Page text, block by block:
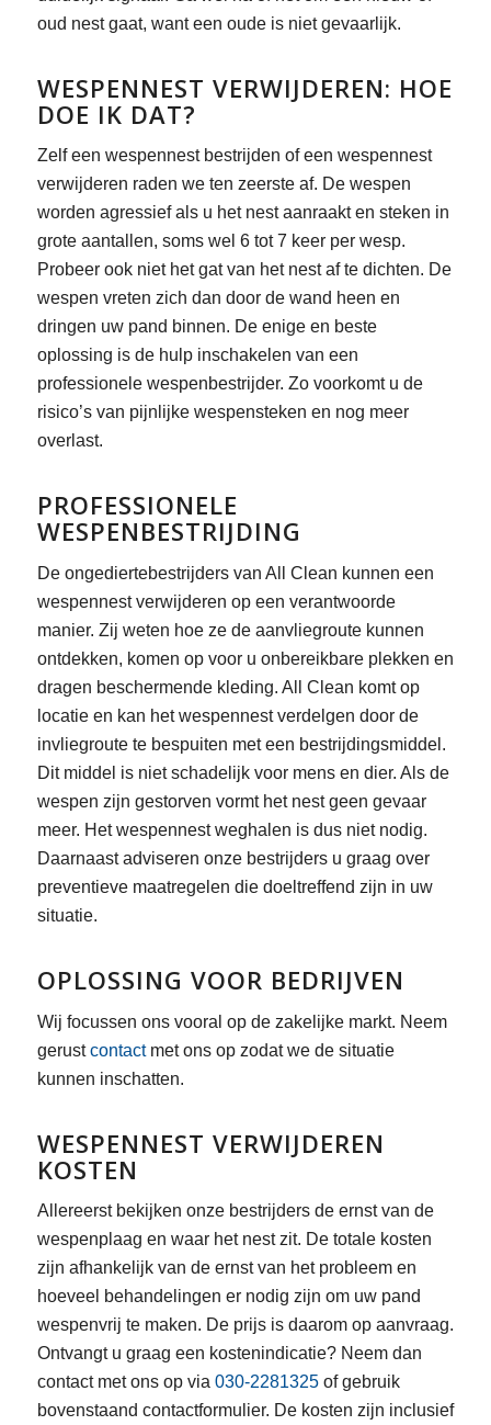
oud nest gaat, want een oude is niet gevaarlijk.
WESPENNEST VERWIJDEREN: HOE
DOE IK DAT?
Zelf een wespennest bestrijden of een wespennest
verwijderen raden we ten zeerste af. De wespen
worden agressief als u het nest aanraakt en steken in
grote aantallen, soms wel 6 tot 7 keer per wesp.
Probeer ook niet het gat van het nest af te dichten. De
wespen vreten zich dan door de wand heen en
dringen uw pand binnen. De enige en beste
oplossing is de hulp inschakelen van een
professionele wespenbestrijder. Zo voorkomt u de
risico’s van pijnlijke wespensteken en nog meer
overlast.
PROFESSIONELE
WESPENBESTRIJDING
De ongediertebestrijders van All Clean kunnen een
wespennest verwijderen op een verantwoorde
manier. Zij weten hoe ze de aanvliegroute kunnen
ontdekken, komen op voor u onbereikbare plekken en
dragen beschermende kleding. All Clean komt op
locatie en kan het wespennest verdelgen door de
invliegroute te bespuiten met een bestrijdingsmiddel.
Dit middel is niet schadelijk voor mens en dier. Als de
wespen zijn gestorven vormt het nest geen gevaar
meer. Het wespennest weghalen is dus niet nodig.
Daarnaast adviseren onze bestrijders u graag over
preventieve maatregelen die doeltreffend zijn in uw
situatie.
OPLOSSING VOOR BEDRIJVEN
Wij focussen ons vooral op de zakelijke markt. Neem
gerustcontactmet ons op zodat we de situatie
kunnen inschatten.
WESPENNEST VERWIJDEREN
KOSTEN
Allereerst bekijken onze bestrijders de ernst van de
wespenplaag en waar het nest zit. De totale kosten
zijn afhankelijk van de ernst van het probleem en
hoeveel behandelingen er nodig zijn om uw pand
wespenvrij te maken. De prijs is daarom op aanvraag.
Ontvangt u graag een kostenindicatie? Neem dan
contact met ons op via 030-2281325 of gebruik
bovenstaand contactformulier. De kosten zijn inclusief